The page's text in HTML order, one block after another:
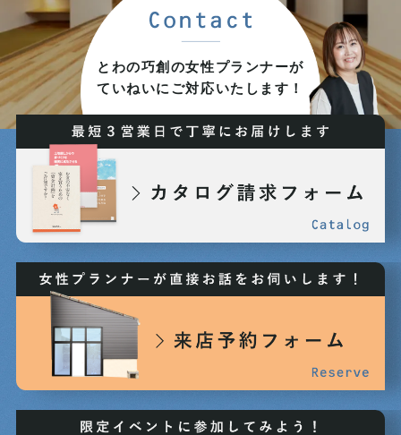
2025年06月 (6)
2025年05月 (5)
2025年04月 (8)
2025年03月 (7)
2025年01月 (5)
2024年12月 (3)
2024年11月 (3)
とわの巧創の女性プランナーが
ていねいにご対応いたします！